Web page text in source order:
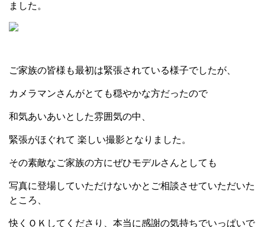
ました。
ご家族の皆様も最初は緊張されている様子でしたが、
カメラマンさんがとても穏やかな方だったので
和気あいあいとした雰囲気の中、
緊張がほぐれて 楽しい撮影となりました。
その素敵なご家族の方にぜひモデルさんとしても
写真に登場していただけないかとご相談させていただいた
ところ、
快くＯＫしてくださり、本当に感謝の気持ちでいっぱいで